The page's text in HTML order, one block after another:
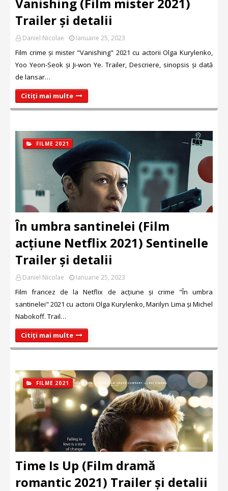
Trailer și detalii
Daniel Nicolae Ianuarie 25, 2023
Film crime și mister "Vanishing" 2021 cu actorii Olga Kurylenko,
Yoo Yeon-Seok și Ji-won Ye. Trailer, Descriere, sinopsis și dată
de lansar…
Citiți mai multe
FILME 2021
În umbra santinelei (Film
acțiune Netflix 2021) Sentinelle
Trailer și detalii
Daniel Nicolae Ianuarie 25, 2023
Film francez de la Netflix de acțiune și crime "În umbra
santinelei" 2021 cu actorii Olga Kurylenko, Marilyn Lima și Michel
Nabokoff. Trail…
Citiți mai multe
FILME 2021
Time Is Up (Film dramă
romantic 2021) Trailer și detalii